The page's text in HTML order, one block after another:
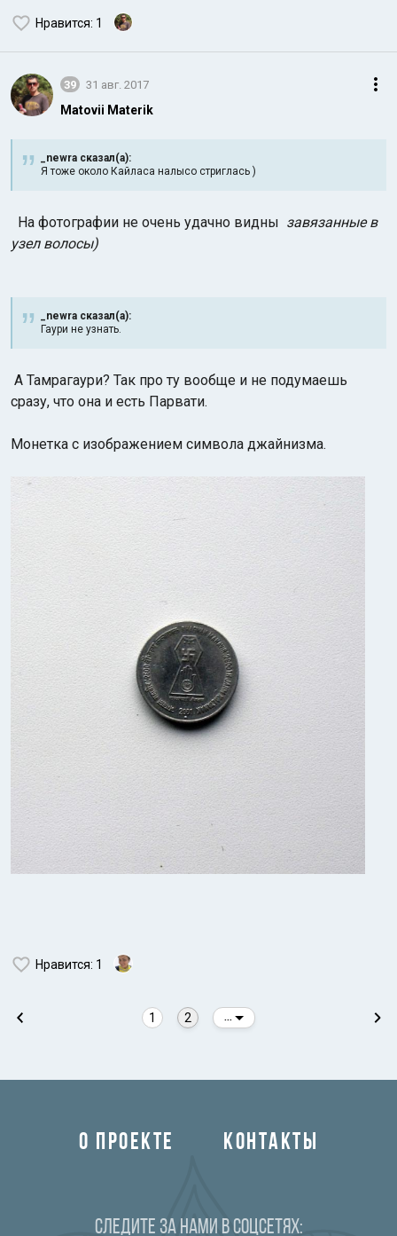
Нравится: 1
39 31 авг. 2017
Matovii Materik
_newra сказал(а):
Я тоже около Кайласа налысо стриглась )
На фотографии не очень удачно видны завязанные в
узел волосы)
_newra сказал(а):
Гаури не узнать.
А Тамрагаури? Так про ту вообще и не подумаешь
сразу, что она и есть Парвати.
Монетка с изображением символа джайнизма.
Нравится: 1
1 2
О ПРОЕКТЕ КОНТАКТЫ
Следите за нами в соцсетях: